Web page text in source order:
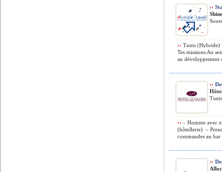
››
›› Tunis (Hybride)
Tes missions Au
au développement
››
›› – Homme avec
(hôtellerie). –
commandes au bar
››